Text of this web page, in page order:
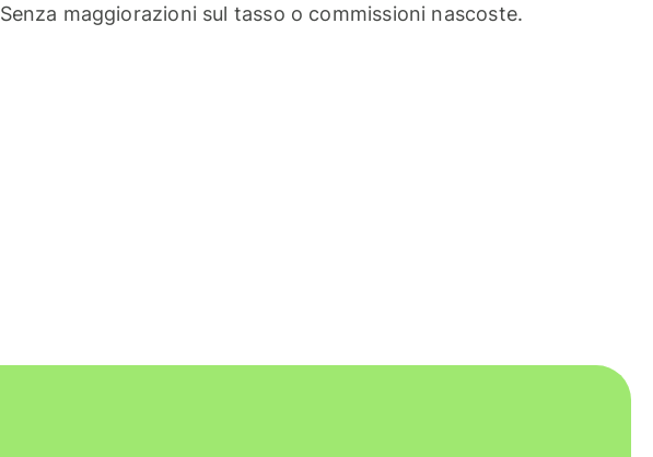
Senza maggiorazioni sul tasso o commissioni nascoste.